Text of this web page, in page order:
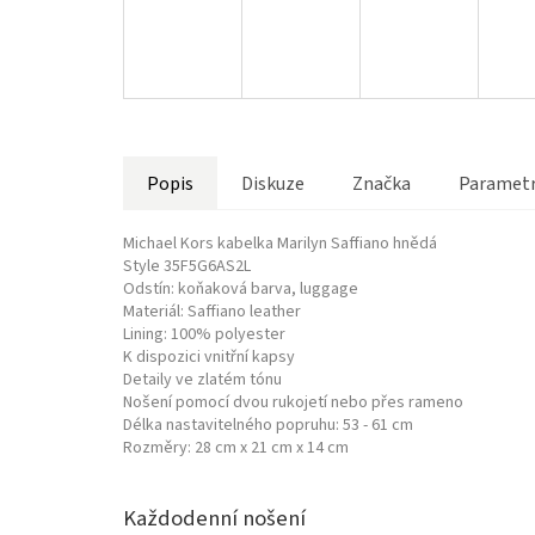
Popis Diskuze Značka
Michael Kors kabelka Marilyn Saffiano hnědá
Style 35F5G6AS2L
Odstín: koňaková barva, luggage
Materiál: Saffiano leather
Lining: 100% polyester
K dispozici vnitřní kapsy
Detaily ve zlatém tónu
Nošení pomocí dvou rukojetí nebo přes rameno
Délka nastavitelného popruhu: 53 - 61 cm
Rozměry: 28 cm x 21 cm x 14 cm
Každodenní nošení